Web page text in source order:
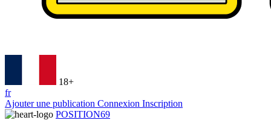
18+
fr
Ajouter une publication Connexion Inscription
POSITION69